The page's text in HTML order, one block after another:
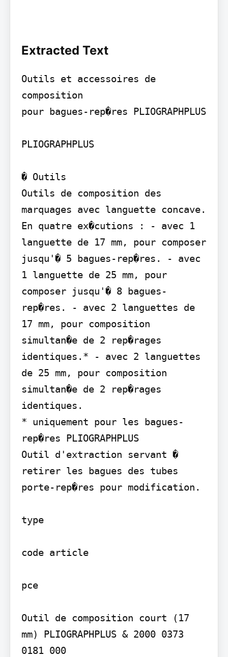
Extracted Text
Outils et accessoires de
composition
pour bagues-rep�res PLIOGRAPHPLUS
PLIOGRAPHPLUS
� Outils
Outils de composition des
marquages avec languette concave.
En quatre ex�cutions : - avec 1
languette de 17 mm, pour composer
jusqu'� 5 bagues-rep�res. - avec
1 languette de 25 mm, pour
composer jusqu'� 8 bagues-
rep�res. - avec 2 languettes de
17 mm, pour composition
simultan�e de 2 rep�rages
identiques.* - avec 2 languettes
de 25 mm, pour composition
simultan�e de 2 rep�rages
identiques.
* uniquement pour les bagues-
rep�res PLIOGRAPHPLUS
Outil d'extraction servant �
retirer les bagues des tubes
porte-rep�res pour modification.
type
code article
pce
Outil de composition court (17
mm) PLIOGRAPHPLUS & 2000 0373
0181 000